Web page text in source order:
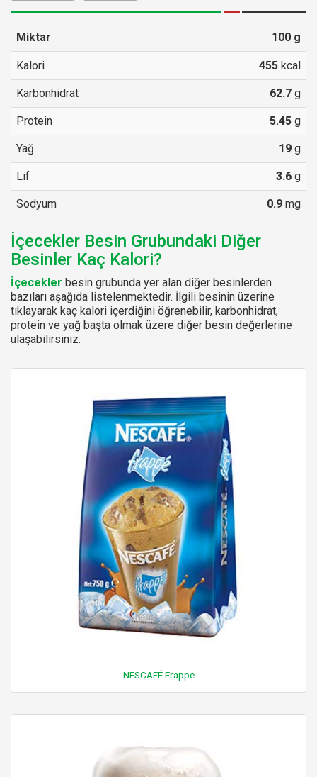
Miktar 100 g
Kalori 455 kcal
Karbonhidrat 62.7 g
Protein 5.45 g
Yağ 19 g
Lif 3.6 g
Sodyum 0.9 mg
İçecekler Besin Grubundaki Diğer
Besinler Kaç Kalori?
İçecekler besin grubunda yer alan diğer besinlerden
bazıları aşağıda listelenmektedir. İlgili besinin üzerine
tıklayarak kaç kalori içerdiğini öğrenebilir, karbonhidrat,
protein ve yağ başta olmak üzere diğer besin değerlerine
ulaşabilirsiniz.
NESCAFÉ Frappe